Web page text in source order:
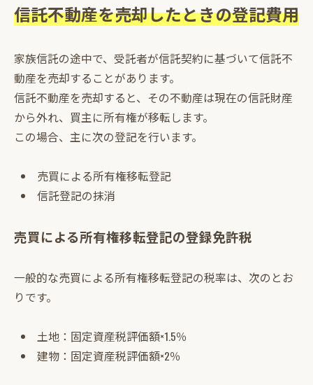
信託不動産を売却したときの登記費用
家族信託の途中で、受託者が信託契約に基づいて信託不
動産を売却することがあります。
信託不動産を売却すると、その不動産は現在の信託財産
から外れ、買主に所有権が移転します。
この場合、主に次の登記を行います。
売買による所有権移転登記
信託登記の抹消
売買による所有権移転登記の登録免許税
一般的な売買による所有権移転登記の税率は、次のとお
りです。
土地：固定資産税評価額×1.5％
建物：固定資産税評価額×2％